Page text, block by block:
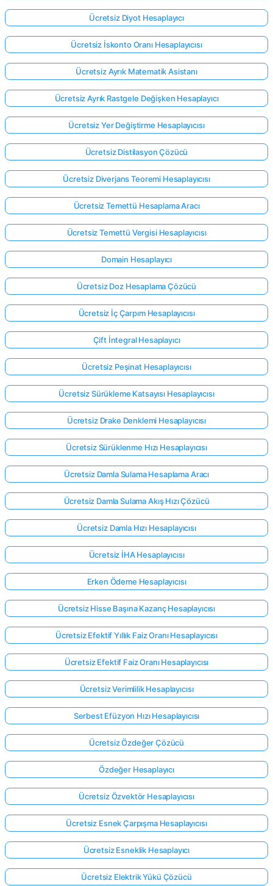
Buradan
yap!
Ücretsiz Diyot Hesaplayıcı
Ücretsiz İskonto Oranı Hesaplayıcısı
Ücretsiz Ayrık Matematik Asistanı
Ücretsiz Ayrık Rastgele Değişken Hesaplayıcı
Ücretsiz Yer Değiştirme Hesaplayıcısı
Ücretsiz Distilasyon Çözücü
Ücretsiz Diverjans Teoremi Hesaplayıcısı
Ücretsiz Temettü Hesaplama Aracı
Ücretsiz Temettü Vergisi Hesaplayıcısı
Domain Hesaplayıcı
Ücretsiz Doz Hesaplama Çözücü
Ücretsiz İç Çarpım Hesaplayıcısı
Çift İntegral Hesaplayıcı
Ücretsiz Peşinat Hesaplayıcısı
Ücretsiz Sürükleme Katsayısı Hesaplayıcısı
Ücretsiz Drake Denklemi Hesaplayıcısı
Ücretsiz Sürüklenme Hızı Hesaplayıcısı
Ücretsiz Damla Sulama Hesaplama Aracı
Ücretsiz Damla Sulama Akış Hızı Çözücü
Ücretsiz Damla Hızı Hesaplayıcısı
Ücretsiz İHA Hesaplayıcısı
Erken Ödeme Hesaplayıcısı
Ücretsiz Hisse Başına Kazanç Hesaplayıcısı
Ücretsiz Efektif Yıllık Faiz Oranı Hesaplayıcısı
Ücretsiz Efektif Faiz Oranı Hesaplayıcısı
Ücretsiz Verimlilik Hesaplayıcısı
Serbest Efüzyon Hızı Hesaplayıcısı
Ücretsiz Özdeğer Çözücü
Özdeğer Hesaplayıcı
Ücretsiz Özvektör Hesaplayıcısı
Ücretsiz Esnek Çarpışma Hesaplayıcısı
Ücretsiz Esneklik Hesaplayıcı
Ücretsiz Elektrik Yükü Çözücü